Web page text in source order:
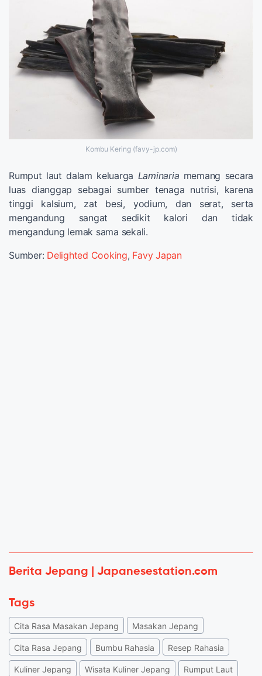
Kombu Kering (favy-jp.com)
Rumput laut dalam keluarga Laminaria memang secara
luas dianggap sebagai sumber tenaga nutrisi, karena
tinggi kalsium, zat besi, yodium, dan serat, serta
mengandung sangat sedikit kalori dan tidak
mengandung lemak sama sekali.
Sumber: Delighted Cooking, Favy Japan
Berita Jepang | Japanesestation.com
Tags
Cita Rasa Masakan Jepang Masakan Jepang
Cita Rasa Jepang Bumbu Rahasia Resep Rahasia
Kuliner Jepang Wisata Kuliner Jepang Rumput Laut